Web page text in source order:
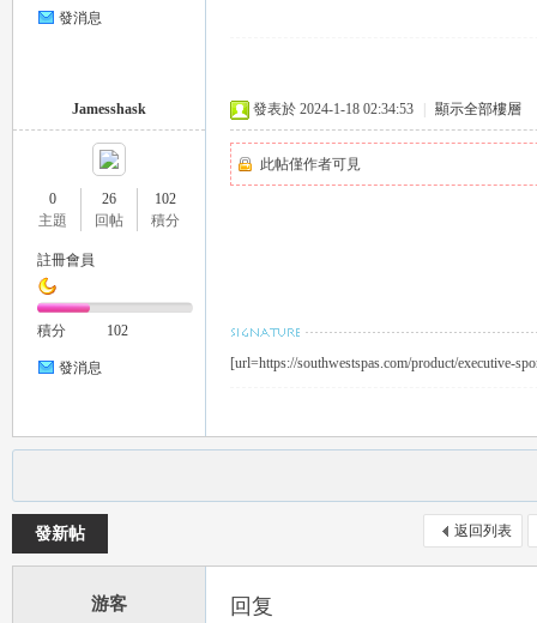
發消息
Jamesshask
0
主題
26
回帖
102
積分
註冊會員
積分 102
發消息
發表於 2024-1-18 02:34:53 顯示全部樓層
此帖僅作者可見
[url=https://southwestspas.com/product/executive-
返回列表
發新帖
游客 回复